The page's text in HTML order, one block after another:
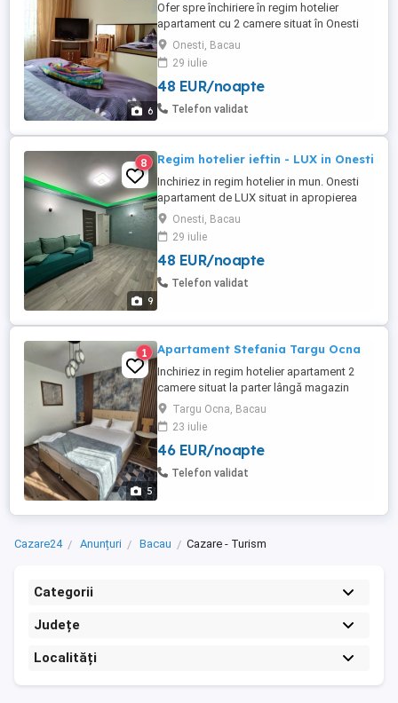
6
Ofer spre închiriere în regim hotelier
apartament cu 2 camere situat în Onesti
mobilat si utilat corespunzător. Locația
este una primitoare, într-un imobil liniștit.
Perioada minima de închiriere este de 2
zile cu posibilitate de prelungire. Prețul
este de 250 lei zi - 2 persoane (cuplu).
Onesti, Bacau
29 iulie
48 EUR/noapte
Telefon validat
9
8 Regim hotelier ieftin - LUX in Onesti
Inchiriez in regim hotelier in mun. Onesti
apartament de LUX situat in apropierea
Hotelului Trotus. Apartamentul este total
renovat 2025 cu materiale Premium,
mobilier Premium, utilat modern - TV-uri
QLed smart, internet de mare viteza,
microunde, masina spalat, etc...
Onesti, Bacau
29 iulie
48 EUR/noapte
Telefon validat
5
1 Apartament Stefania Targu Ocna
Inchiriez in regim hotelier apartament 2
camere situat la parter lângă magazin
pennyTargu Ocna, Bacau
23 iulie
46 EUR/noapte
Telefon validat
Cazare24 Anunțuri Bacau Cazare - Turism
Categorii
Județe
Localități